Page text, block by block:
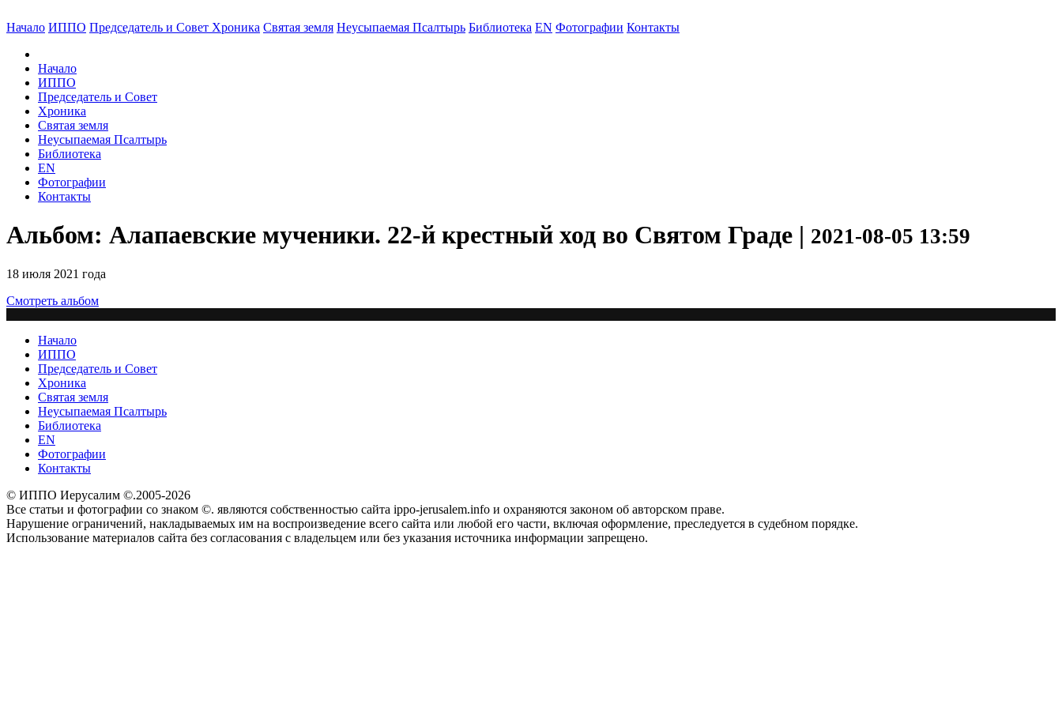
Начало ИППО Председатель и Совет Хроника Святая земля Неусыпаемая Псалтырь Библиотека EN Фотографии Контакты
Начало
ИППО
Председатель и Совет
Хроника
Святая земля
Неусыпаемая Псалтырь
Библиотека
EN
Фотографии
Контакты
Альбом: Алапаевские мученики. 22-й крестный ход во Святом Граде | 2021-08-05 13:59
18 июля 2021 года
Смотреть альбом
Начало
ИППО
Председатель и Совет
Хроника
Святая земля
Неусыпаемая Псалтырь
Библиотека
EN
Фотографии
Контакты
© ИППО Иерусалим ©.2005-2026
Все статьи и фотографии со знаком ©. являются собственностью сайта ippo-jerusalem.info и охраняются законом об авторском праве.
Нарушение ограничений, накладываемых им на воспроизведение всего сайта или любой его части, включая оформление, преследуется в судебном порядке.
Использование материалов сайта без согласования с владельцем или без указания источника информации запрещено.